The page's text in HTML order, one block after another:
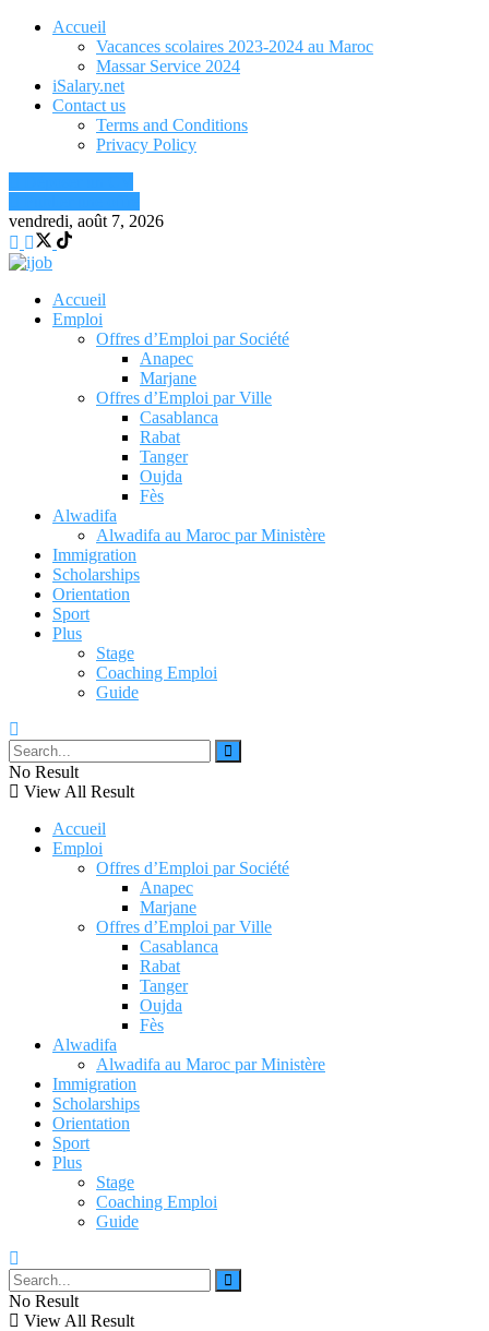
Accueil
Vacances scolaires 2023-2024 au Maroc
Massar Service 2024
iSalary.net
Contact us
Terms and Conditions
Privacy Policy
vendredi, août 7, 2026
Accueil
Emploi
Offres d’Emploi par Société
Anapec
Marjane
Offres d’Emploi par Ville
Casablanca
Rabat
Tanger
Oujda
Fès
Alwadifa
Alwadifa au Maroc par Ministère
Immigration
Scholarships
Orientation
Sport
Plus
Stage
Coaching Emploi
Guide
No Result
View All Result
Accueil
Emploi
Offres d’Emploi par Société
Anapec
Marjane
Offres d’Emploi par Ville
Casablanca
Rabat
Tanger
Oujda
Fès
Alwadifa
Alwadifa au Maroc par Ministère
Immigration
Scholarships
Orientation
Sport
Plus
Stage
Coaching Emploi
Guide
No Result
View All Result